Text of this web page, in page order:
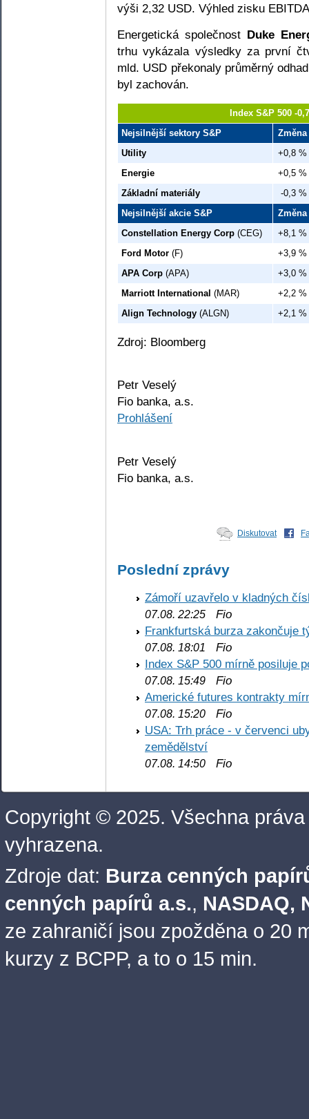
výši 2,32 USD. Výhled zisku
Energetická společnost Duke
trhu vykázala výsledky za první
mld. USD překonaly průměrný
byl zachován.
Index S&P 500 -
Nejsilnější sektory S&P
Změna
Utility
+0,8 %
Energie
+0,5 %
Základní materiály
-0,3 %
Nejsilnější akcie S&P
Změna
Constellation Energy Corp (CEG)
+8,1 %
Ford Motor (F)
+3,9 %
APA Corp (APA)
+3,0 %
Marriott International (MAR)
+2,2 %
Align Technology (ALGN) +2,1 %
Zdroj: Bloomberg
Petr Veselý
Fio banka, a.s.
Prohlášení
Petr Veselý
Fio banka, a.s.
Diskutovat
Poslední zprávy
Zámoří uzavřelo v kladných
07.08. 22:25 Fio
Frankfurtská burza zakončuje
07.08. 18:01
Fio
Index S&P 500 mírně posiluje
07.08. 15:49 Fio
Americké futures kontrakty
07.08. 15:20 Fio
USA: Trh práce - v červenci
zemědělství
07.08. 14:50 Fio
Copyright © 2025. Všechna práva
vyhrazena.
Zdroje dat: Burza cenných
cenných papírů a.s., NASDAQ,
ze zahraničí jsou zpožděna o 20
kurzy z BCPP, a to o 15 min.